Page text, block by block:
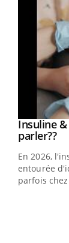
Youtube
Insuline
parler??
En 2026,
entourée
parfois